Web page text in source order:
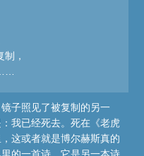
，
子照见了被复制的另一
我已经死去。死在《老虎
这或者就是博尔赫斯真的
的一首诗，它是另一本诗